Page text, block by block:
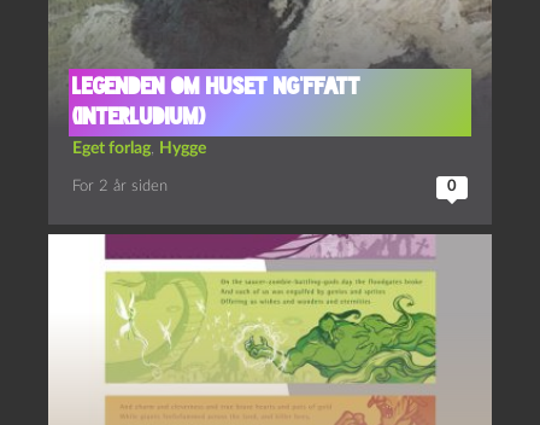
Legenden om Huset Ng’Ffatt
(interludium)
Eget forlag, Hygge
For 2 år siden 0